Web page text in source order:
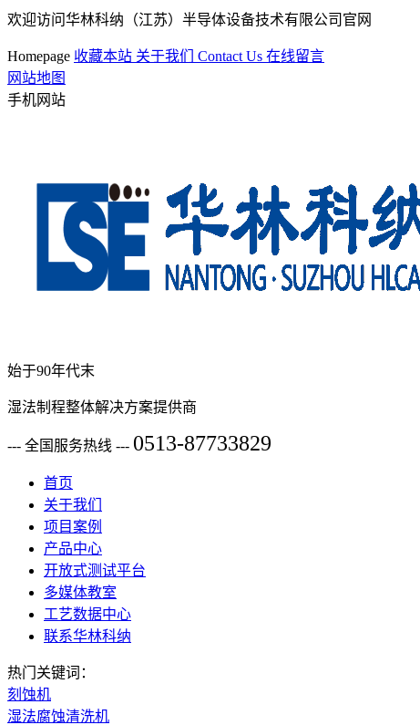
欢迎访问华林科纳（江苏）半导体设备技术有限公司官网
Homepage 收藏本站 关于我们 Contact Us 在线留言
网站地图
手机网站
始于90年代末
湿法制程整体解决方案提供商
--- 全国服务热线 --- 0513-87733829
首页
关于我们
项目案例
产品中心
开放式测试平台
多媒体教室
工艺数据中心
联系华林科纳
热门关键词：
刻蚀机
湿法腐蚀清洗机